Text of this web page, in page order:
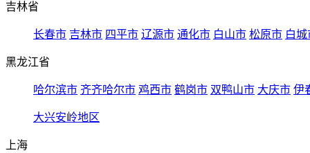
吉林省
长春市 吉林市 四平市 辽源市 通化市 白山市 松原市 白城
黑龙江省
哈尔滨市 齐齐哈尔市 鸡西市 鹤岗市 双鸭山市 大庆市 伊
大兴安岭地区
上海